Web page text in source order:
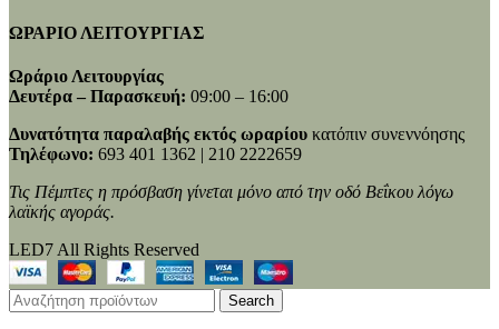
ΩΡΑΡΙΟ ΛΕΙΤΟΥΡΓΙΑΣ
Ωράριο Λειτουργίας
Δευτέρα – Παρασκευή: 09:00 – 16:00
Δυνατότητα παραλαβής εκτός ωραρίου κατόπιν συνεννόησης
Τηλέφωνο: 693 401 1362 | 210 2222659
Τις Πέμπτες η πρόσβαση γίνεται μόνο από την οδό Βεΐκου λόγω
λαϊκής αγοράς.
LED7 All Rights Reserved
Search